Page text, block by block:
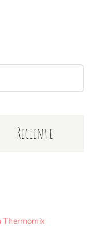
Reciente
Thermomix